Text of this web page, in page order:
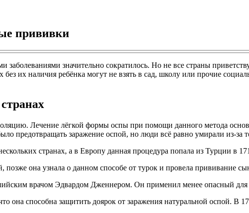
прививки
значительно сократилось. Но не все страны
их наличия ребёнка могут не взять в сад, школу или прочие
Лечение лёгкой формы оспы при помощи данного метода
предотвращать заражение оспой, но люди всё равно умирали из-за
странах, а в Европу данная процедура попала из Турции в
она узнала о данном способе от турок и провела прививание
врачом Эдвардом Дженнером. Он применил менее опасный для
она способна защитить доярок от заражения натуральной оспой. В